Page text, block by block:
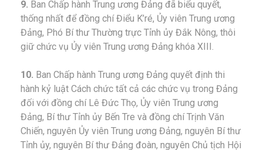
9. Ban Chấp hành Trung ương Đảng đã biểu quyết,
thống nhất để đồng chí Điểu K’ré, Ủy viên Trung ương
Đảng, Phó Bí thư Thường trực Tỉnh ủy Đắk Nông, thôi
giữ chức vụ Ủy viên Trung ương Đảng khóa XIII.
10. Ban Chấp hành Trung ương Đảng quyết định thi
hành kỷ luật Cách chức tất cả các chức vụ trong Đảng
đối với đồng chí Lê Đức Thọ, Ủy viên Trung ương
Đảng, Bí thư Tỉnh ủy Bến Tre và đồng chí Trịnh Văn
Chiến, nguyên Ủy viên Trung ương Đảng, nguyên Bí thư
Tỉnh ủy, nguyên Bí thư Đảng đoàn, nguyên Chủ tịch Hội